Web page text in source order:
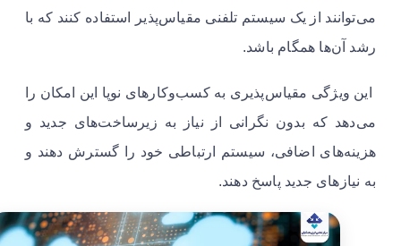
می‌توانند از یک سیستم تلفنی مقیاس‌پذیر استفاده کنند که با
رشد آن‌ها همگام باشد.
این ویژگی مقیاس‌پذیری به کسب‌وکارهای نوپا این امکان را
می‌دهد که بدون نگرانی از نیاز به زیرساخت‌های جدید و
هزینه‌های اضافی، سیستم ارتباطی خود را گسترش دهند و
به نیازهای جدید پاسخ دهند.